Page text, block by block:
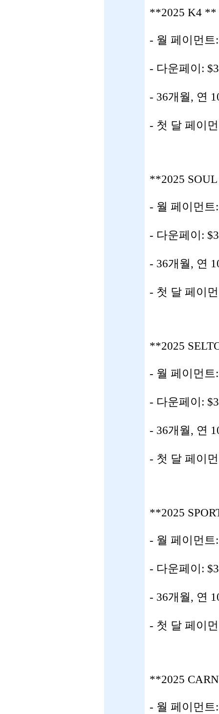
**2025 K4 **
- 월 페이먼트
- 다운페이:
- 36개월, 연
- 첫 달 페이
**2025
- 월 페이먼트
- 다운페이:
- 36개월, 연
- 첫 달 페이
**2025
- 월 페이먼트
- 다운페이:
- 36개월, 연
- 첫 달 페이
**2025
- 월 페이먼트
- 다운페이:
- 36개월, 연
- 첫 달 페이
**2025
- 월 페이먼트